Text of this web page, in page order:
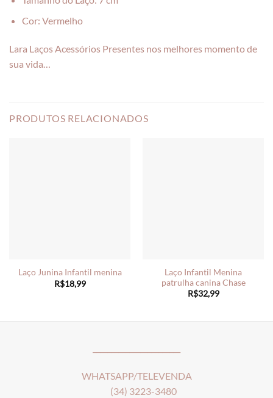
Cor: Vermelho
Lara Laços Acessórios Presentes nos melhores momento de
sua vida…
PRODUTOS RELACIONADOS
Laço Junina Infantil menina
R$18,99
Laço Infantil Menina
patrulha canina Chase
R$32,99
WHATSAPP/TELEVENDA
(34) 3223-3480